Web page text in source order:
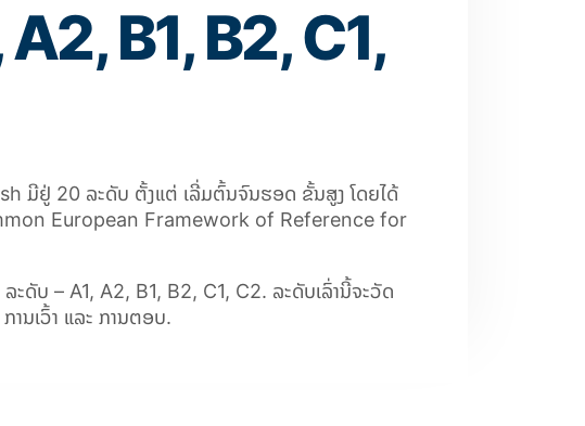
A2, B1, B2, C1,
ມີຢູ່ 20 ລະດັບ ຕັ້ງແຕ່ ເລີ່ມຕົ້ນຈົນຮອດ ຂັ້ນສູງ ໂດຍໄດ້
European Framework of Reference for
ລະດັບ – A1, A2, B1, B2, C1, C2. ລະດັບເລົ່ານີ້ຈະວັດ
ານເວົ້າ ແລະ ການຕອບ.